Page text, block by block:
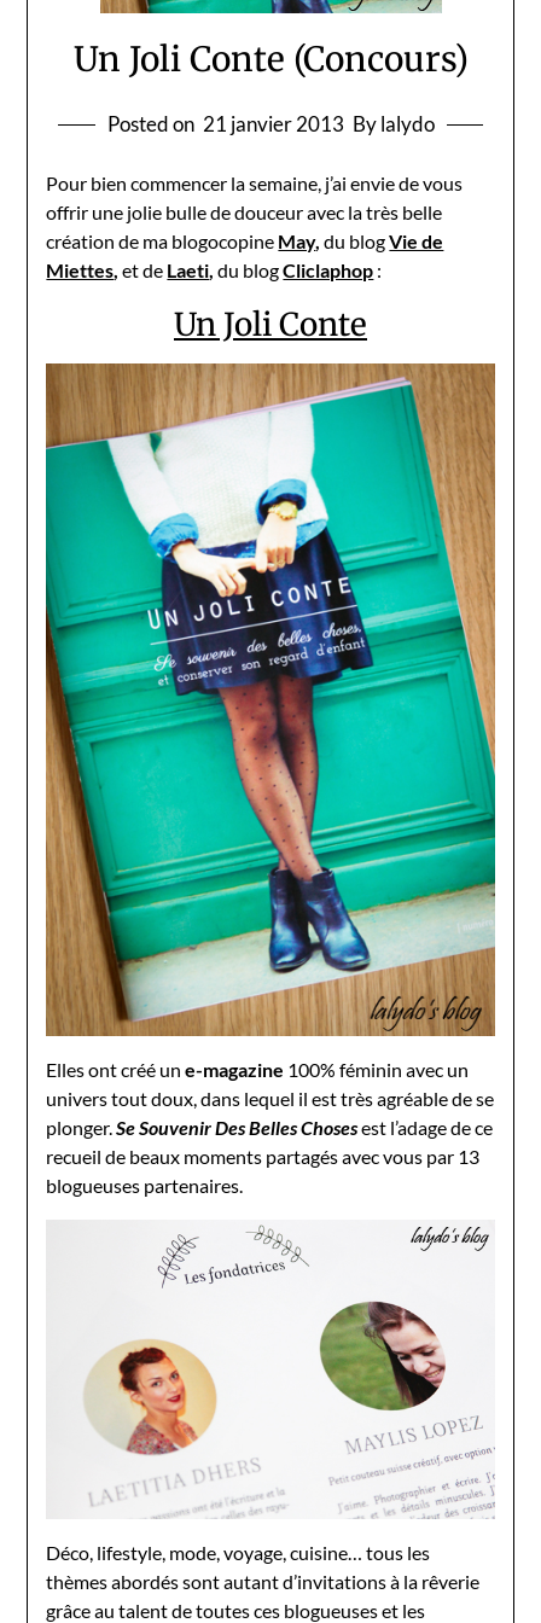
Un Joli Conte (Concours)
Posted on 21 janvier 2013 By lalydo
Pour bien commencer la semaine, j’ai envie de vous
offrir une jolie bulle de douceur avec la très belle
création de ma blogocopine May, du blogVie de
Miettes, et de Laeti, du blogCliclaphop :
Un Joli Conte
Elles ont créé une-magazine 100% féminin avec un
univers tout doux, dans lequel il est très agréable de se
plonger.Se Souvenir Des Belles Chosesest l’adage de ce
recueil de beaux moments partagés avec vous par 13
blogueuses partenaires.
Déco, lifestyle, mode, voyage, cuisine… tous les
thèmes abordés sont autant d’invitations à la rêverie
grâce au talent de toutes ces blogueuses et les